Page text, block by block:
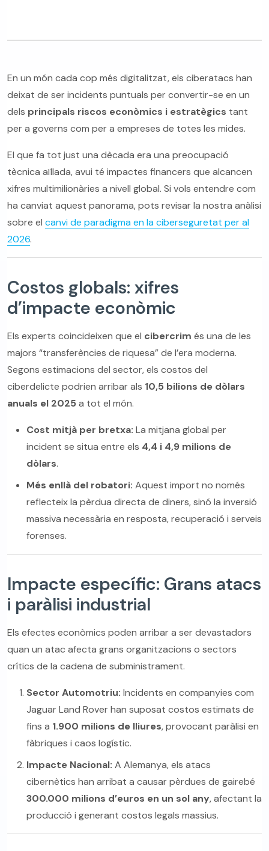
En un món cada cop més digitalitzat, els ciberatacs han
deixat de ser incidents puntuals per convertir-se en un
dels principals riscos econòmics i estratègics tant
per a governs com per a empreses de totes les mides.
El que fa tot just una dècada era una preocupació
tècnica aïllada, avui té impactes financers que alcancen
xifres multimilionàries a nivell global. Si vols entendre com
ha canviat aquest panorama, pots revisar la nostra anàlisi
sobre el canvi de paradigma en la ciberseguretat per al
2026.
Costos globals: xifres
d’impacte econòmic
Els experts coincideixen que el cibercrim és una de les
majors “transferències de riquesa” de l’era moderna.
Segons estimacions del sector, els costos del
ciberdelicte podrien arribar als 10,5 bilions de dòlars
anuals el 2025 a tot el món.
Cost mitjà per bretxa: La mitjana global per
incident se situa entre els 4,4 i 4,9 milions de
dòlars.
Més enllà del robatori: Aquest import no només
reflecteix la pèrdua directa de diners, sinó la inversió
massiva necessària en resposta, recuperació i serveis
forenses.
Impacte específic: Grans atacs
i paràlisi industrial
Els efectes econòmics poden arribar a ser devastadors
quan un atac afecta grans organitzacions o sectors
crítics de la cadena de subministrament.
Sector Automotriu: Incidents en companyies com
Jaguar Land Rover han suposat costos estimats de
fins a 1.900 milions de lliures, provocant paràlisi en
fàbriques i caos logístic.
Impacte Nacional: A Alemanya, els atacs
cibernètics han arribat a causar pèrdues de gairebé
300.000 milions d’euros en un sol any, afectant la
producció i generant costos legals massius.